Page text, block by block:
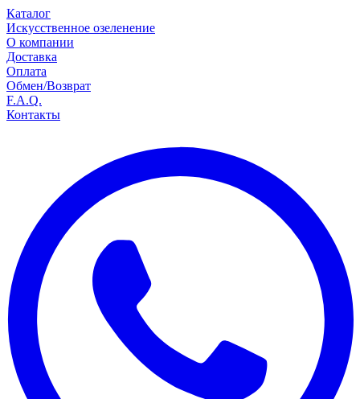
Каталог
Искусственное озеленение
О компании
Доставка
Оплата
Обмен/Возврат
F.A.Q.
Контакты